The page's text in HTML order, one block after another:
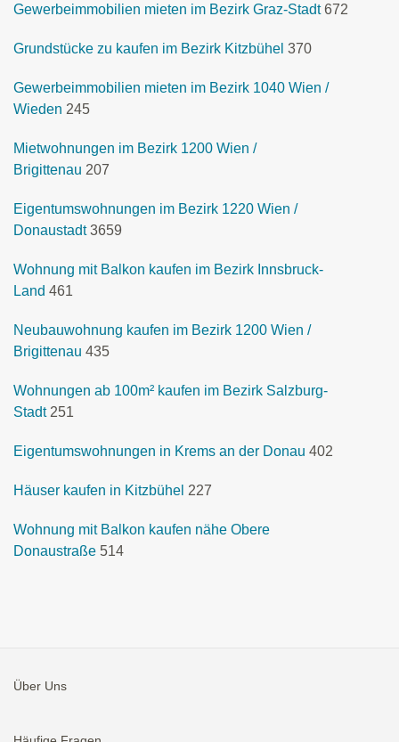
Gewerbeimmobilien mieten im Bezirk Graz-Stadt 672
Grundstücke zu kaufen im Bezirk Kitzbühel 370
Gewerbeimmobilien mieten im Bezirk 1040 Wien /
Wieden 245
Mietwohnungen im Bezirk 1200 Wien /
Brigittenau 207
Eigentumswohnungen im Bezirk 1220 Wien /
Donaustadt 3659
Wohnung mit Balkon kaufen im Bezirk Innsbruck-
Land 461
Neubauwohnung kaufen im Bezirk 1200 Wien /
Brigittenau 435
Wohnungen ab 100m² kaufen im Bezirk Salzburg-
Stadt 251
Eigentumswohnungen in Krems an der Donau 402
Häuser kaufen in Kitzbühel 227
Wohnung mit Balkon kaufen nähe Obere
Donaustraße 514
Über Uns